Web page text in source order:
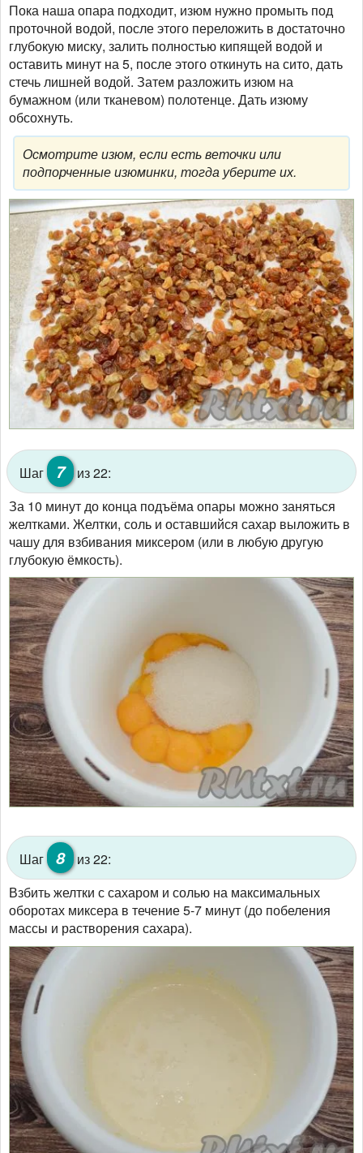
Пока наша опара подходит, изюм нужно промыть под
проточной водой, после этого переложить в достаточно
глубокую миску, залить полностью кипящей водой и
оставить минут на 5, после этого откинуть на сито, дать
стечь лишней водой. Затем разложить изюм на
бумажном (или тканевом) полотенце. Дать изюму
обсохнуть.
Осмотрите изюм, если есть веточки или
подпорченные изюминки, тогда уберите их.
Шаг 7 из 22:
За 10 минут до конца подъёма опары можно заняться
желтками. Желтки, соль и оставшийся сахар выложить в
чашу для взбивания миксером (или в любую другую
глубокую ёмкость).
Шаг 8
из 22:
Взбить желтки с сахаром и солью на максимальных
оборотах миксера в течение 5-7 минут (до побеления
массы и растворения сахара).